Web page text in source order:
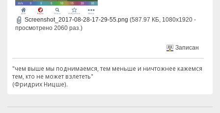
Screenshot_2017-08-28-17-29-55.png (587.97 КБ, 1080x1920 -
просмотрено 2060 раз.)
Записан
"чем выше мы поднимаемся, тем меньше и ничтожнее кажемся
тем, кто не может взлететь"
(Фридрих Ницше).